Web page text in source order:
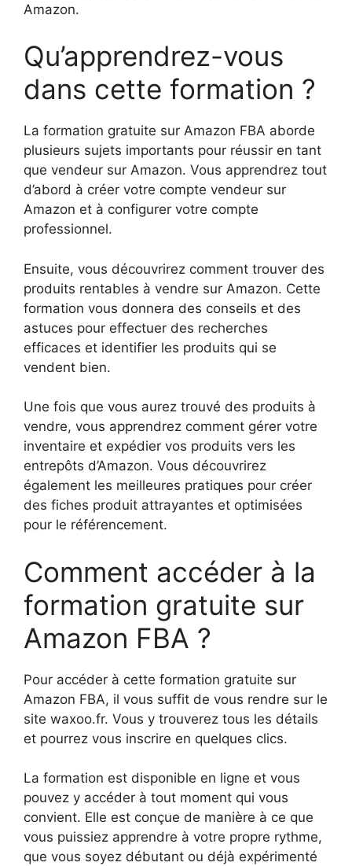
Amazon.
Qu’apprendrez-vous
dans cette formation ?
La formation gratuite sur Amazon FBA aborde
plusieurs sujets importants pour réussir en tant
que vendeur sur Amazon. Vous apprendrez tout
d’abord à créer votre compte vendeur sur
Amazon et à configurer votre compte
professionnel.
Ensuite, vous découvrirez comment trouver des
produits rentables à vendre sur Amazon. Cette
formation vous donnera des conseils et des
astuces pour effectuer des recherches
efficaces et identifier les produits qui se
vendent bien.
Une fois que vous aurez trouvé des produits à
vendre, vous apprendrez comment gérer votre
inventaire et expédier vos produits vers les
entrepôts d’Amazon. Vous découvrirez
également les meilleures pratiques pour créer
des fiches produit attrayantes et optimisées
pour le référencement.
Comment accéder à la
formation gratuite sur
Amazon FBA ?
Pour accéder à cette formation gratuite sur
Amazon FBA, il vous suffit de vous rendre sur le
site waxoo.fr. Vous y trouverez tous les détails
et pourrez vous inscrire en quelques clics.
La formation est disponible en ligne et vous
pouvez y accéder à tout moment qui vous
convient. Elle est conçue de manière à ce que
vous puissiez apprendre à votre propre rythme,
que vous soyez débutant ou déjà expérimenté